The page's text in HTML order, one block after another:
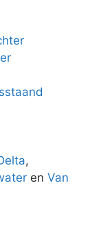
,
en Van